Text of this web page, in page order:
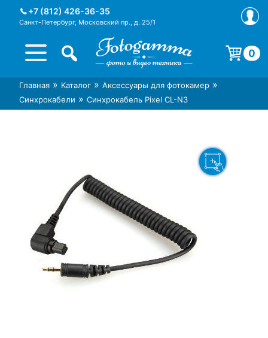
+7 (812) 426-36-35
Санкт-Петербург, Московский пр., д. 25/1
Интернет-магазин фототехники
Foto-Gamma в СПб
Магазин фотоаксессуаров foto-
gamma.ru
0
Корзина пуста.
Главная » Каталог » Аксессуары для фотокамер »
Синхрокабели » Синхрокабель Pixel CL-N3